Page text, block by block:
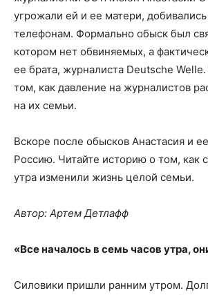
угрожали ей и ее матери,
телефонам. Формально обыск был
котором нет обвиняемых, а
ее брата, журналиста Deutsche
том, как давление на журналистов
на их семьи.
Вскоре после обысков Анастасия и
Россию. Читайте историю о том, как
утра изменили жизнь целой семьи.
Автор: Артем Детлафф
«Все началось в семь часов утра,
Силовики пришли ранним утром.